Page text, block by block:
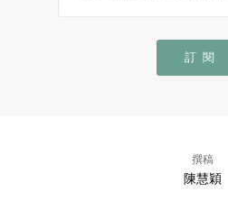
訂閱
撰稿
陳慧穎